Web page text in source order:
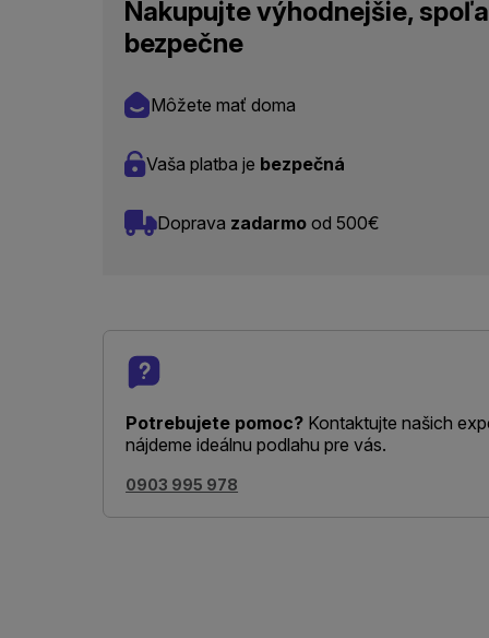
Nakupujte výhodnejšie,
bezpečne
Môžete mať doma
Vaša platba je bezpečná
Doprava zadarmo od 500€
Potrebujete pomoc? Kontaktujte našich
nájdeme ideálnu podlahu pre vás.
0903 995 978